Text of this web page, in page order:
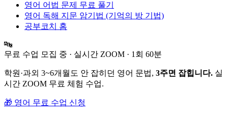
영어 어법 문제 무료 풀기
영어 독해 지문 암기법 (기억의 방 기법)
공부코치 홈
🔤
무료 수업 모집 중 · 실시간 ZOOM · 1회 60분
학원·과외 3~6개월도 안 잡히던 영어 문법, 3주면 잡힙니다. 실
시간 ZOOM 무료 체험 수업.
🎁 영어 무료 수업 신청